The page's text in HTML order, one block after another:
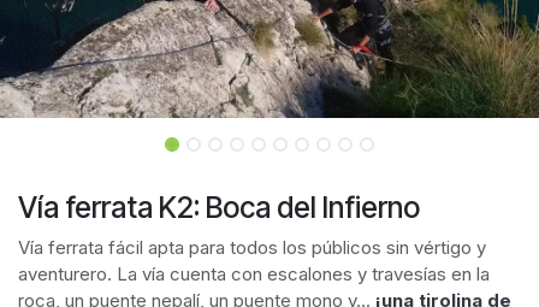
Vía ferrata K2: Boca del Infierno
Vía ferrata fácil apta para todos los públicos sin vértigo y
aventurero. La vía cuenta con escalones y travesías en la
roca, un puente nepalí, un puente mono y... ¡una tirolina de